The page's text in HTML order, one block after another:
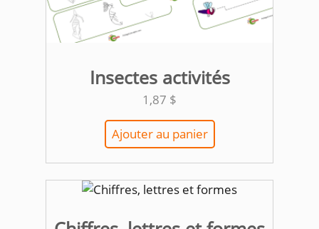
Insectes activités
1,87 $
Ajouter au panier